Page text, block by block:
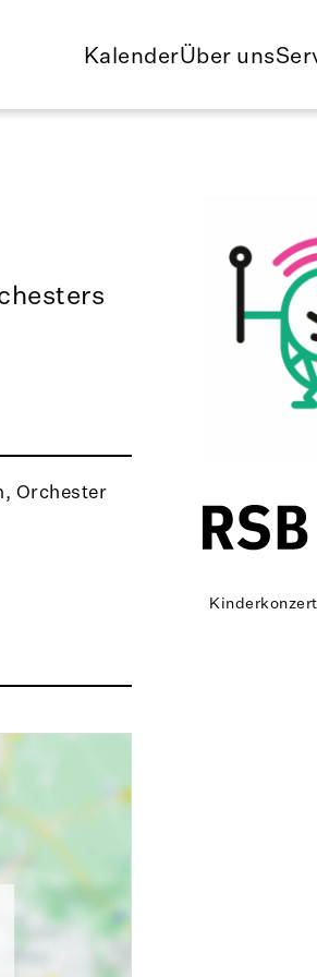
KalenderÜber uns
Kinderkonzert
Orchester